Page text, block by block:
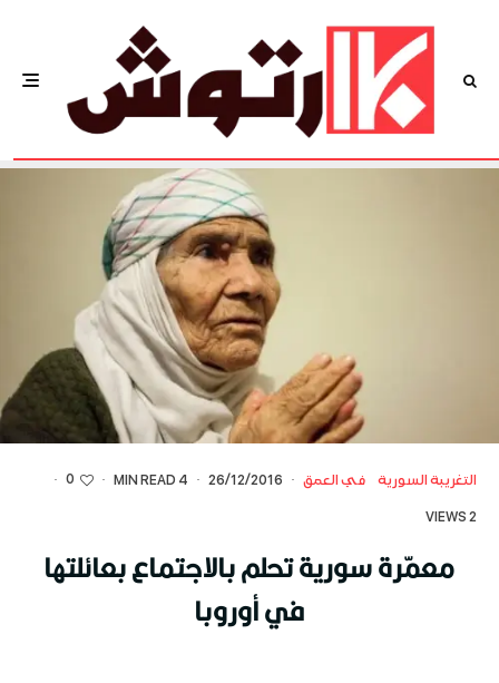
التغريبة السورية في العمق ·
26/12/2016
·
4 MIN READ
·
0
·
2 VIEWS
معمّرة سورية تحلم بالاجتماع بعائلتها
في أوروبا